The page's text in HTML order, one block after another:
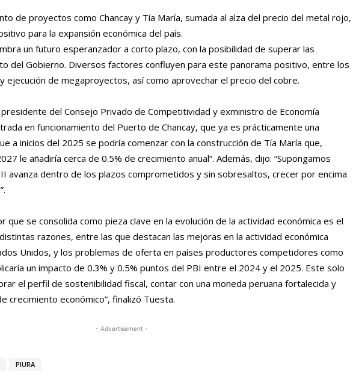
de proyectos como Chancay y Tía María, sumada al alza del precio del metal rojo,
para la expansión económica del país.
un futuro esperanzador a corto plazo, con la posibilidad de superar las
del Gobierno. Diversos factores confluyen para este panorama positivo, entre los
ejecución de megaproyectos, así como aprovechar el precio del cobre.
del Consejo Privado de Competitividad y exministro de Economía
en funcionamiento del Puerto de Chancay, que ya es prácticamente una
a inicios del 2025 se podría comenzar con la construcción de Tía María que,
le añadiría cerca de 0.5% de crecimiento anual”. Además, dijo: “Supongamos
avanza dentro de los plazos comprometidos y sin sobresaltos, crecer por encima
se consolida como pieza clave en la evolución de la actividad económica es el
razones, entre las que destacan las mejoras en la actividad económica
Unidos, y los problemas de oferta en países productores competidores como
un impacto de 0.3% y 0.5% puntos del PBI entre el 2024 y el 2025. Este solo
el perfil de sostenibilidad fiscal, contar con una moneda peruana fortalecida y
crecimiento económico”, finalizó Tuesta.
- Advertisement -
PIURA